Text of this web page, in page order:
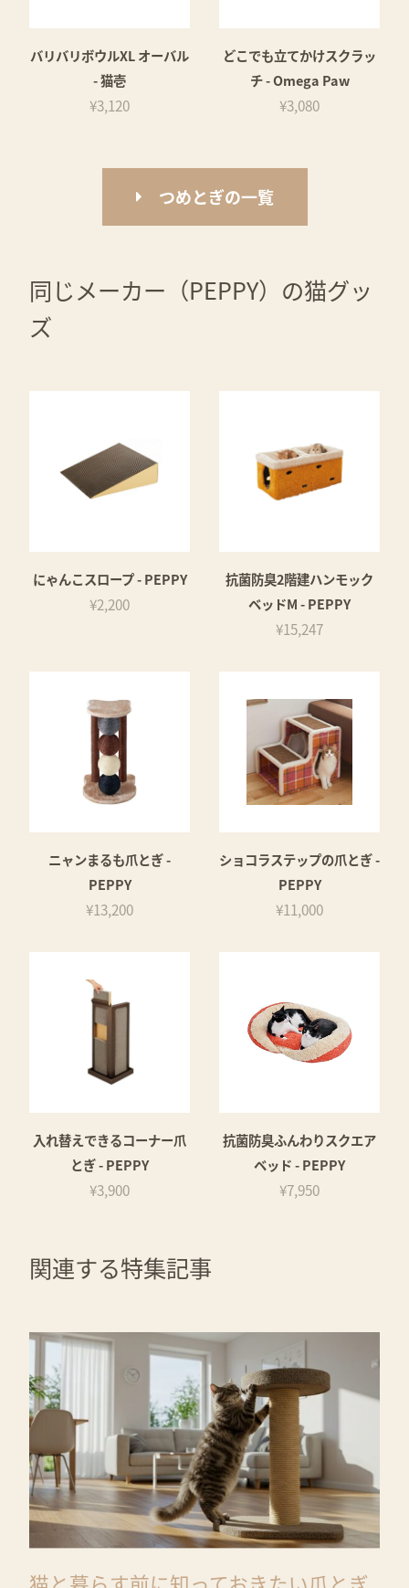
バリバリボウルXL オーバル
- 猫壱
¥3,120
どこでも立てかけスクラッ
チ - Omega Paw
¥3,080
つめとぎの一覧
同じメーカー（PEPPY）の猫グッ
ズ
にゃんこスロープ - PEPPY
¥2,200
抗菌防臭2階建ハンモック
ベッドM - PEPPY
¥15,247
ニャンまるも爪とぎ -
PEPPY
¥13,200
ショコラステップの爪とぎ -
PEPPY
¥11,000
入れ替えできるコーナー爪
とぎ - PEPPY
¥3,900
抗菌防臭ふんわりスクエア
ベッド - PEPPY
¥7,950
関連する特集記事